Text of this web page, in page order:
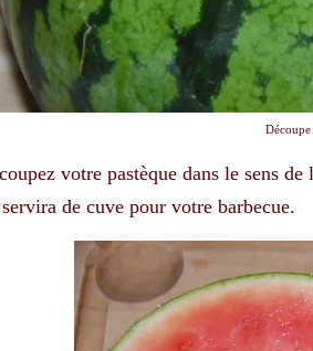
Découpe
votre pastèque dans le sens
de cuve pour votre barbecue.